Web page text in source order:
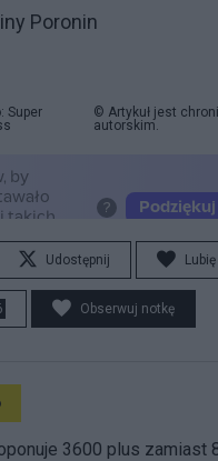
Poronin
Super
© Artykuł jest
autorskim.
Udostępnij
Obserwuj notkę
3600 plus zamiast